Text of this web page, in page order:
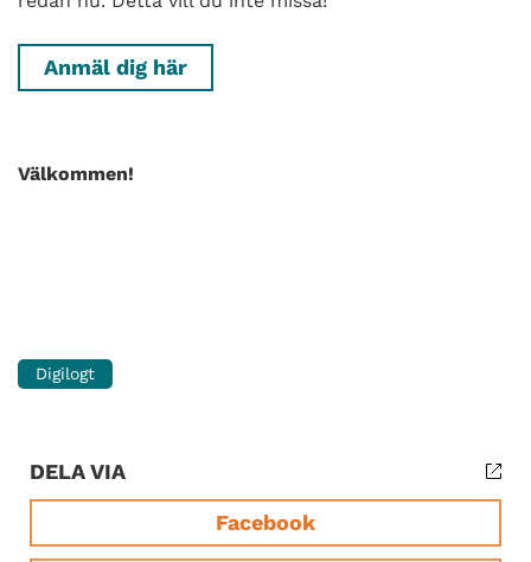
Anmäl dig här
Välkommen!
Digilogt
DELA VIA
Facebook